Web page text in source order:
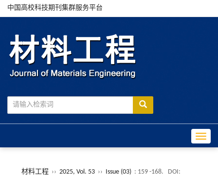
中国高校科技期刊集群服务平台
材料工程 ›› 2025, Vol. 53 ›› Issue (03) : 159 -168.
DOI: